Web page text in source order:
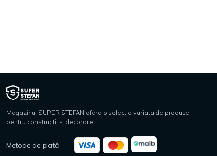
Magazinul SUPER STEFAN ofera o selectie variata de produse
pentru constructii si decorare.
Metode de plată